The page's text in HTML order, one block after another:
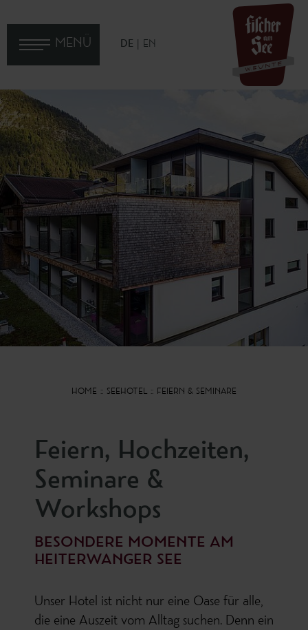
MENÜ DE EN
HOME SEEHOTEL FEIERN & SEMINARE
Feiern, Hochzeiten,
Seminare &
Workshops
BESONDERE MOMENTE AM
HEITERWANGER SEE
Unser Hotel ist nicht nur eine Oase für alle,
die eine Auszeit vom Alltag suchen. Denn ein